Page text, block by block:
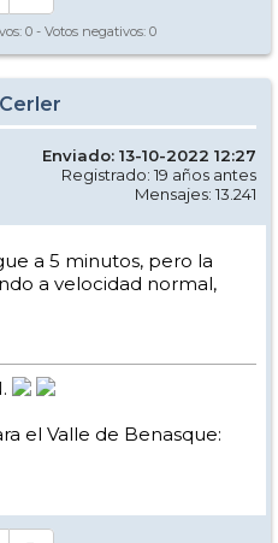
0 - Votos negativos: 0
Enviado: 13-10-2022 12:27
Registrado: 19 años antes
Mensajes: 13.241
a 5 minutos, pero la
a velocidad normal,
el Valle de Benasque: